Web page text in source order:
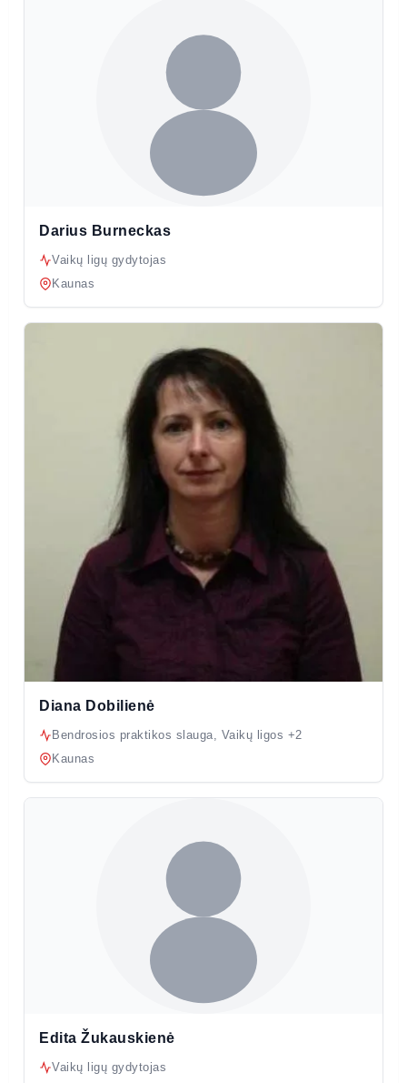
Darius Burneckas
Vaikų ligų gydytojas
Kaunas
Diana Dobilienė
Bendrosios praktikos slauga, Vaikų ligos +2
Kaunas
Edita Žukauskienė
Vaikų ligų gydytojas